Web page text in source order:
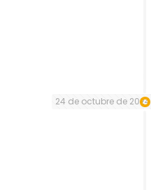
24 de octubre de 2024